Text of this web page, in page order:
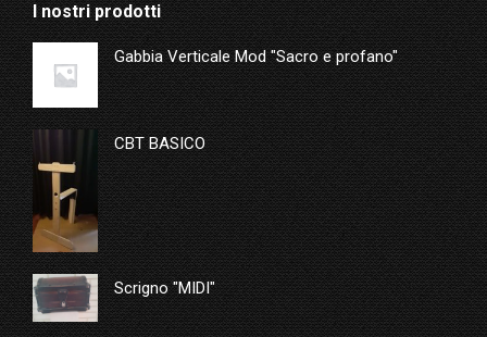
I nostri prodotti
Gabbia Verticale Mod "Sacro e profano"
CBT BASICO
Scrigno "MIDI"